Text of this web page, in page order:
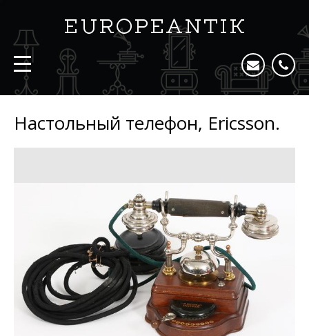
Настольный телефон, Ericsson.